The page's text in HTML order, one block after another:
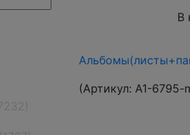
В
(Артикул: A1-6795-